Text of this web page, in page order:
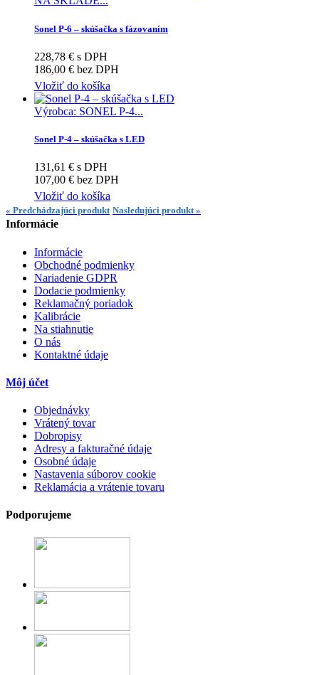
Sonel P-6 – skúšačka s fázovaním
228,78 € s DPH
186,00 € bez DPH
Vložiť do košíka
Výrobca: SONEL P-4...
Sonel P-4 – skúšačka s LED
131,61 € s DPH
107,00 € bez DPH
Vložiť do košíka
« Predchádzajúci produkt Nasledujúci produkt »
Informácie
Informácie
Obchodné podmienky
Nariadenie GDPR
Dodacie podmienky
Reklamačný poriadok
Kalibrácie
Na stiahnutie
O nás
Kontaktné údaje
Môj účet
Objednávky
Vrátený tovar
Dobropisy
Adresy a fakturačné údaje
Osobné údaje
Nastavenia súborov cookie
Reklamácia a vrátenie tovaru
Podporujeme